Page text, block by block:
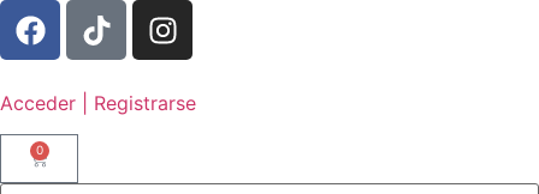
Acceder | Registrarse
0